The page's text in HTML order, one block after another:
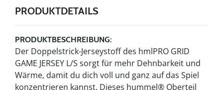
PRODUKTDETAILS
PRODUKTBESCHREIBUNG:
Der Doppelstrick-Jerseystoff des hmlPRO GRID
GAME JERSEY L/S sorgt für mehr Dehnbarkeit und
Wärme, damit du dich voll und ganz auf das Spiel
konzentrieren kannst. Dieses hummel® Oberteil